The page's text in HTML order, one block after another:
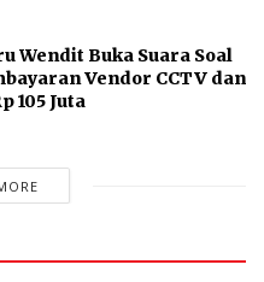
Wendit Buka Suara Soal
Vendor CCTV dan
105 Juta